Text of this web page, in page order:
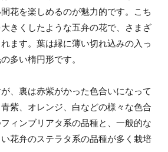
花を楽しめるのが魅力的です。こち
きくしたような五弁の花で、さまざ
ます。葉は縁に薄い切れ込みの入っ
多い楕円形です。
、裏は赤紫がかった色合いになって
紫、オレンジ、白などの様々な色合
ィンブリアタ系の品種と、一般的な
花弁のステラタ系の品種が多く栽培